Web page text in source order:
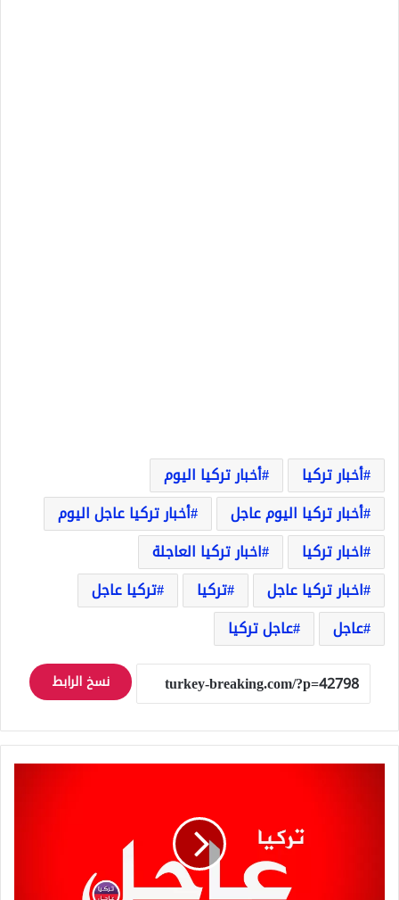
أخبار تركيا
أخبار تركيا اليوم
أخبار تركيا اليوم عاجل
أخبار تركيا عاجل اليوم
اخبار تركيا
اخبار تركيا العاجلة
اخبار تركيا عاجل
تركيا
تركيا عاجل
عاجل
عاجل تركيا
نسخ الرابط